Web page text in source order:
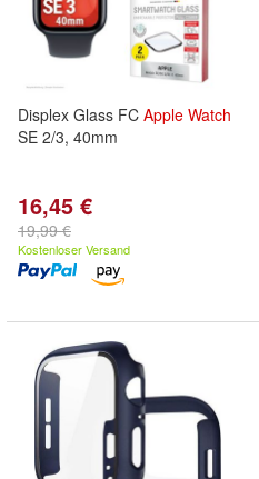
Displex Glass FC Apple Watch
SE 2/3, 40mm
16,45 €
19,99 €
Kostenloser Versand